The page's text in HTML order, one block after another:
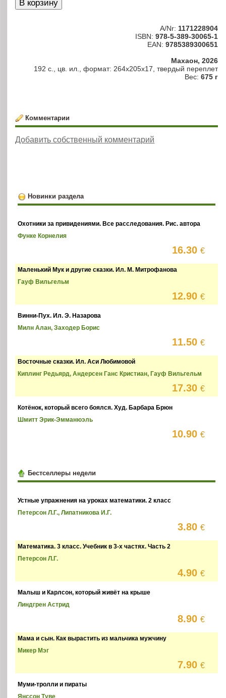
A/Nr: 1171228904
ISBN: 978-5-389-30065-1
EAN: 9785389300651
Махаон, 2026
192 с., цв. ил., формат: 264x205x17, твердый переплет
Вес: 675 г
Комментарии
Добавить собственный комментарий
Новинки раздела
Охотники за привидениями. Все расследования. Рис. автора
Функе Корнелия
16.30€
Маленький Мук и другие сказки. Ил. М. Митрофанова
Гауф Вильгельм
12.90€
Винни-Пух. Ил. Э. Назарова
Милн Алан, Заходер Борис
11.50€
Восточные сказки. Ил. Аси Любимовой
Киплинг Редьярд, Андерсен Ганс Кристиан, Гауф Вильгельм
17.30€
Котёнок, который всего боялся. Худ. Барбара Брюн
Шмитт Эрик-Эмманюэль
10.90€
Бестселлеры недели
Устные упражнения на уроках математики. 2 класс
Петерсон Л.Г., Липатникова И.Г.
3.80€
Математика. 3 класс. Учебник в 3-х частях. Часть 2
Петерсон Л.Г.
4.90€
Малыш и Карлсон, который живёт на крыше
Линдгрен Астрид
8.90€
Мама и сын. Как вырастить из мальчика мужчину
Микер Мэг
7.90€
Муми-тролли и пираты
Янссон Туве